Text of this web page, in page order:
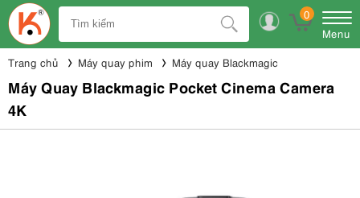
0
Menu
Trang chủ Máy quay phim Máy quay Blackmagic
Máy Quay Blackmagic Pocket Cinema Camera
4K